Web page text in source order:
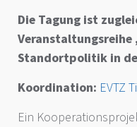
Die Tagung ist
Veranstaltungsreihe
Standortpolitik in
Koordination: EVTZ
Ein